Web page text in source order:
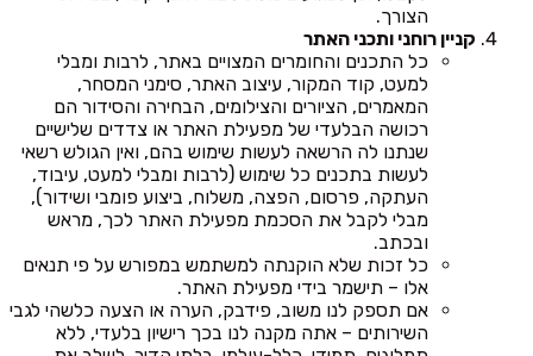
הצורך.
קניין רוחני ותכני האתר
כל התכנים והחומרים המצויים באתר, לרבות ומבלי
למעט, קוד המקור, עיצוב האתר, סימני המסחר,
המאמרים, הציורים והצילומים, הבחירה והסידור הם
רכושה הבלעדי של מפעילת האתר או צדדים שלישיים
שנתנו לה הרשאה לעשות שימוש בהם, ואין הגולש רשאי
לעשות בתכנים כל שימוש (לרבות ומבלי למעט, עיבוד,
העתקה, פרסום, הפצה, משלוח, ביצוע פומבי ושידור),
מבלי לקבל את הסכמת מפעילת האתר לכך, מראש
ובכתב.
כל זכות שלא הוקנתה למשתמש במפורש על פי תנאים
אלו – תישמר בידי מפעילת האתר.
אם תספק לנו משוב, פידבק, הערה או הצעה כלשהי לגבי
השירותים – אתה מקנה לנו בכך רישיון בלעדי, ללא